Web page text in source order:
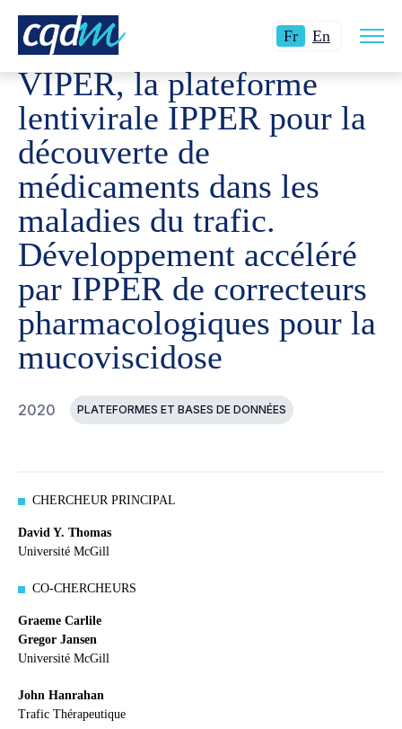
FrLangue
:
Français.
En Switchla
site
CQDM RÉALISATIONS PROJETS FINANCÉS
VIPER, la plateforme
lentivirale IPPER pour la
découverte de
médicaments dans les
maladies du trafic.
Développement accéléré
par IPPER de correcteurs
pharmacologiques pour la
mucoviscidose
2020 PLATEFORMES ET BASES DE DONNÉES
CHERCHEUR PRINCIPAL
David Y. Thomas
Université McGill
CO-CHERCHEURS
Graeme Carlile
Gregor Jansen
Université McGill
John Hanrahan
Trafic Thérapeutique